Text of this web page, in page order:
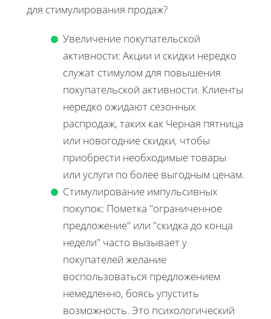
для стимулирования продаж?
Увеличение покупательской
активности: Акции и скидки нередко
служат стимулом для повышения
покупательской активности. Клиенты
нередко ожидают сезонных
распродаж, таких как Черная пятница
или новогодние скидки, чтобы
приобрести необходимые товары
или услуги по более выгодным ценам.
Стимулирование импульсивных
покупок: Пометка "ограниченное
предложение" или "скидка до конца
недели" часто вызывает у
покупателей желание
воспользоваться предложением
немедленно, боясь упустить
возможность. Это психологический